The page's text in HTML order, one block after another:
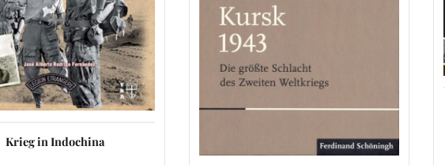
Krieg in Indochina